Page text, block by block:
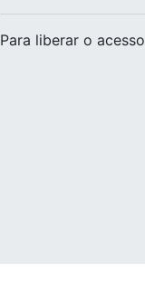
Para liberar o acesso